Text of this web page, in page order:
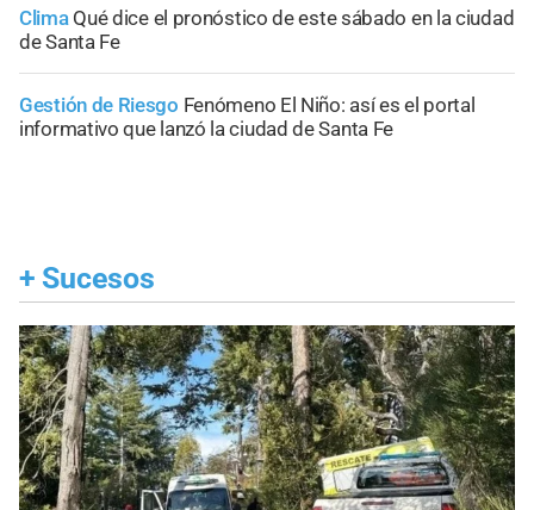
Clima Qué dice el pronóstico de este sábado en la ciudad
de Santa Fe
Gestión de Riesgo Fenómeno El Niño: así es el portal
informativo que lanzó la ciudad de Santa Fe
+ Sucesos